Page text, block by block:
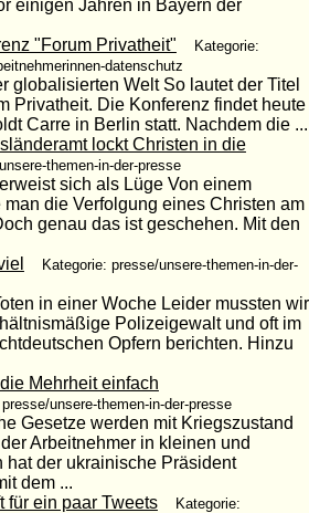
einigen Jahren in Bayern der
"Forum Privatheit"
Kategorie:
datenschutz
globalisierten Welt So lautet der Titel
Privatheit. Die Konferenz findet heute
Carre in Berlin statt. Nachdem die ...
lockt Christen in die
themen-in-der-presse
sich als Lüge Von einem
man die Verfolgung eines Christen am
genau das ist geschehen. Mit den
Kategorie: presse/unsere-themen-in-der-
in einer Woche Leider mussten wir
Polizeigewalt und oft im
Opfern berichten. Hinzu
Mehrheit einfach
unsere-themen-in-der-presse
Gesetze werden mit Kriegszustand
Arbeitnehmer in kleinen und
hat der ukrainische Präsident
dem ...
für ein paar Tweets
Kategorie: